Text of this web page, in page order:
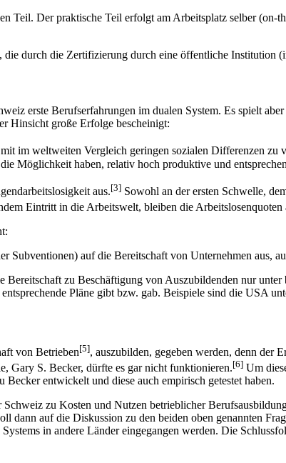
Teil. Der praktische Teil erfolgt am Arbeitsplatz selber
durch die Zertifizierung durch eine öffentliche Institution
erste Berufserfahrungen im dualen System. Es spielt
Hinsicht große Erfolge bescheinigt:
mit im weltweiten Vergleich geringen sozialen Differenzen zu
Möglichkeit haben, relativ hoch produktive und
aus.[3] Sowohl an der ersten Schwelle,
Eintritt in die Arbeitswelt, bleiben die
Subventionen) auf die Bereitschaft von Unternehmen aus,
Bereitschaft zu Beschäftigung von Auszubildenden nur
Pläne gibt bzw. gab. Beispiele sind die USA
von Betrieben[5], auszubilden, gegeben werden, denn der
Gary S. Becker, dürfte es gar nicht funktionieren.[6] Um
entwickelt und diese auch empirisch getestet haben.
zu Kosten und Nutzen betrieblicher
dann auf die Diskussion zu den beiden oben genannten
in andere Länder eingegangen werden. Die